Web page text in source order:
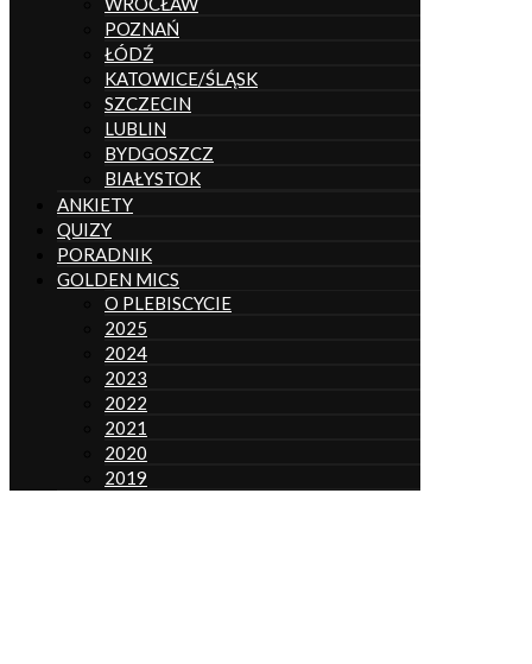
POZNAŃ
ŁÓDŹ
KATOWICE/ŚLĄSK
SZCZECIN
LUBLIN
BYDGOSZCZ
BIAŁYSTOK
ANKIETY
QUIZY
PORADNIK
GOLDEN MICS
O PLEBISCYCIE
2025
2024
2023
2022
2021
2020
2019